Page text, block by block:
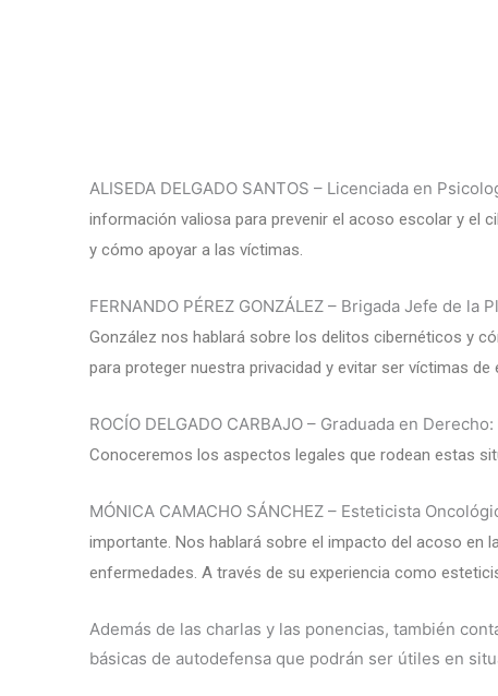
ALISEDA DELGADO SANTOS – Licenciada en
información valiosa para prevenir el acoso escolar y el
y cómo apoyar a las víctimas.
FERNANDO PÉREZ GONZÁLEZ – Brigada Jefe de
González nos hablará sobre los delitos cibernéticos y
para proteger nuestra privacidad y evitar ser víctimas de
ROCÍO DELGADO CARBAJO – Graduada en Derecho:
Conoceremos los aspectos legales que rodean estas
MÓNICA CAMACHO SÁNCHEZ – Esteticista
importante. Nos hablará sobre el impacto del acoso en
enfermedades. A través de su experiencia como
Además de las charlas y las ponencias, también
básicas de autodefensa que podrán ser útiles en